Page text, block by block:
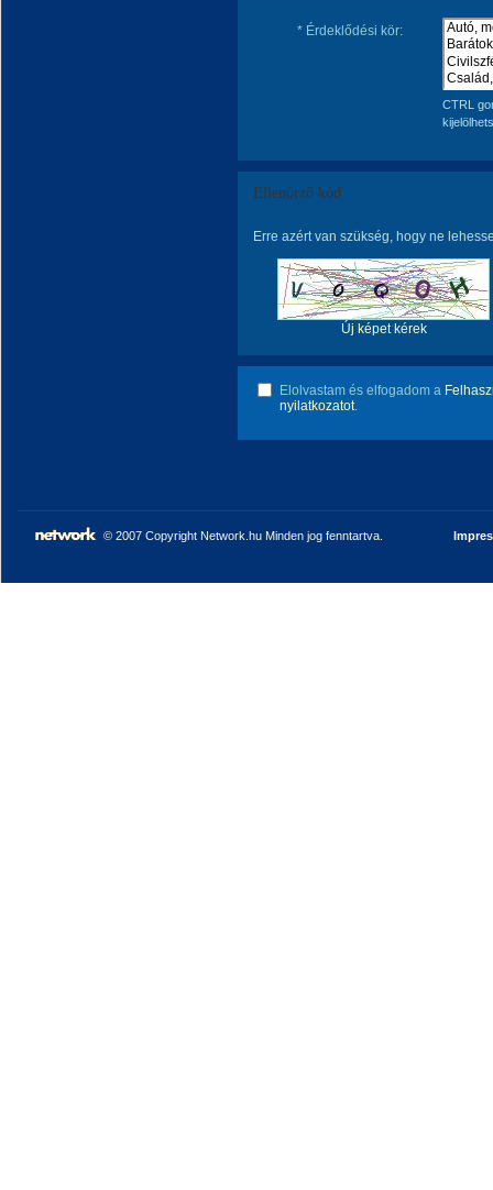
* Érdeklődési kör:
CTRL
Ellenőrző kód
Erre azért van szükség, hogy ne
Új képet kérek
Elolvastam és elfogadom a
nyilatkozatot.
© 2007 Copyright Network.hu Minden jog fenntartva.